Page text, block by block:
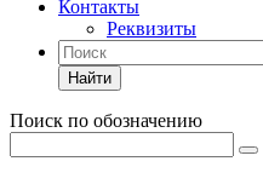
Контакты
Реквизиты
Найти
Поиск по обозначению